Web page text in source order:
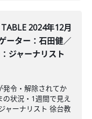
2024年12月
ーター：石田健／
ジャーナリスト
発令・解除されてか
の状況・1週間で見え
ャーナリスト 徐台教